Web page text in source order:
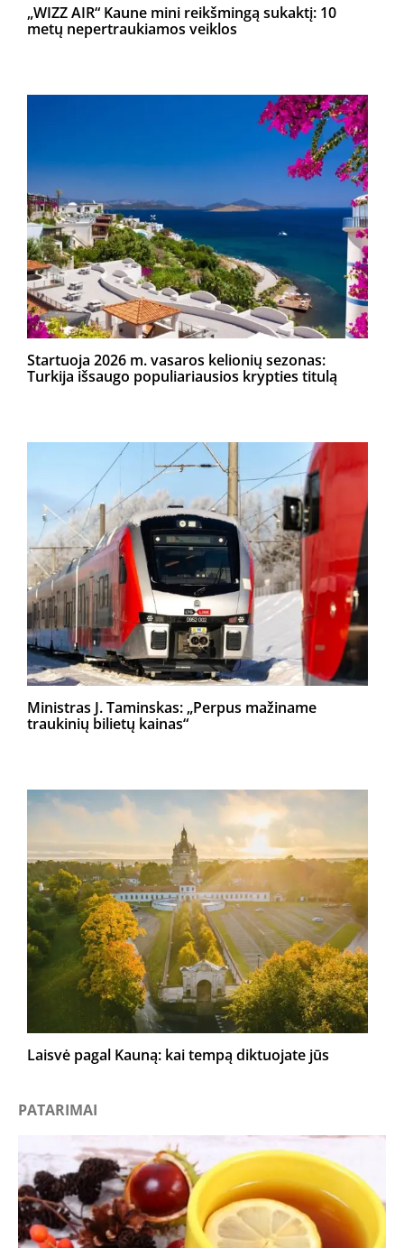
„WIZZ AIR“ Kaune mini reikšmingą sukaktį: 10
metų nepertraukiamos veiklos
Startuoja 2026 m. vasaros kelionių sezonas:
Turkija išsaugo populiariausios krypties titulą
Ministras J. Taminskas: „Perpus mažiname
traukinių bilietų kainas“
Laisvė pagal Kauną: kai tempą diktuojate jūs
PATARIMAI